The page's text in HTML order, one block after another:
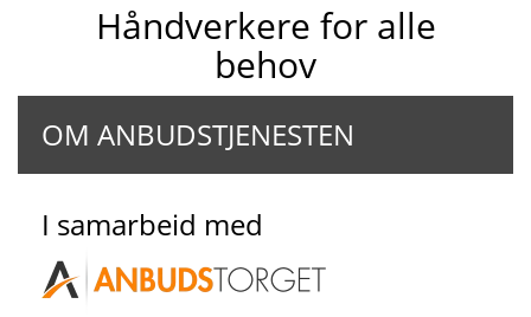
Håndverkere for alle
behov
OM ANBUDSTJENESTEN
I samarbeid med